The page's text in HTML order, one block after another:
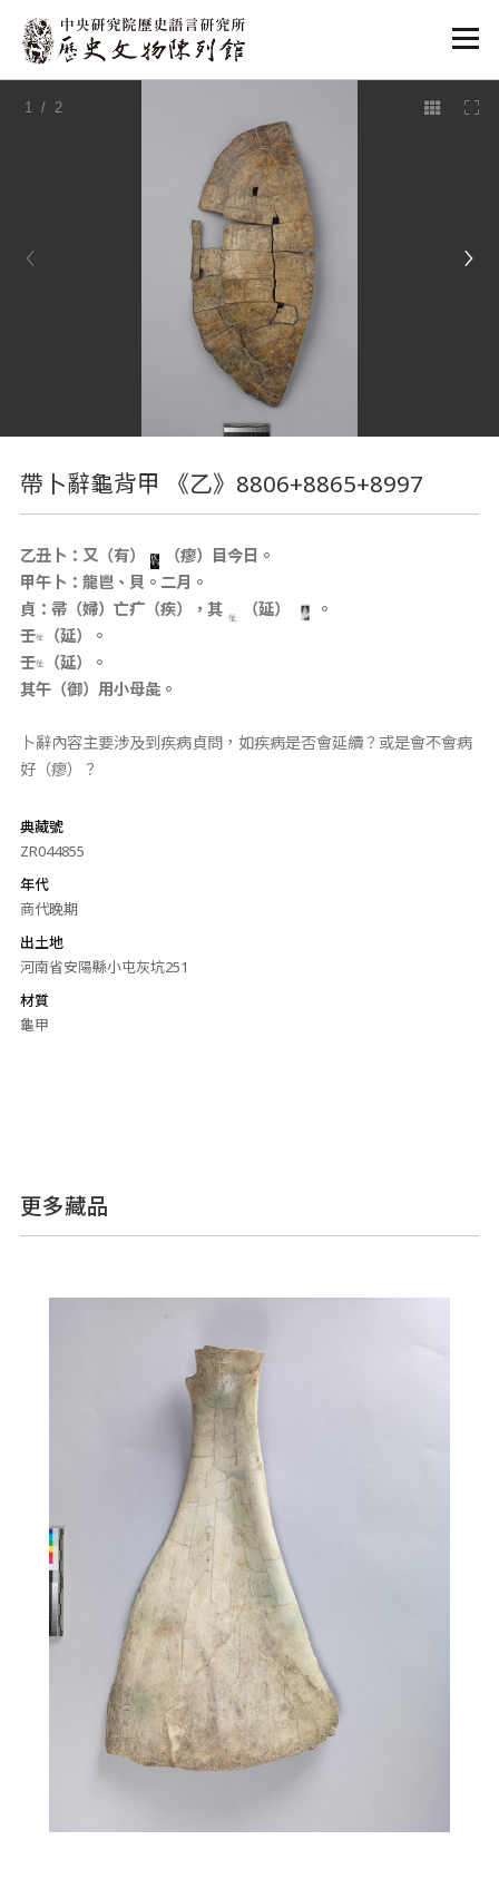
:::
1 / 2
帶卜辭龜背甲 《乙》8806+8865+8997
乙丑卜：又（有）
（瘳）目今日。
甲午卜：龍鬯、貝。二月。
貞：帚（婦）亡疒（疾），其
（延）
。
壬
（延）。
壬
（延）。
其午（御）用小母彘。
卜辭內容主要涉及到疾病貞問，如疾病是否會延續？或是會不會病
好（瘳）？
典藏號
ZR044855
年代
商代晚期
出土地
河南省安陽縣小屯灰坑251
材質
龜甲
更多藏品